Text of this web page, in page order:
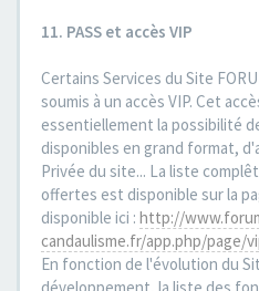
11. PASS et accès VIP
Certains Services du Site
soumis à un accès VIP. Cet
essentiellement la possibilité
disponibles en grand format,
Privée du site... La liste
offertes est disponible sur la
disponible ici : http://
candaulisme.fr/app.php/page/
En fonction de l'évolution du